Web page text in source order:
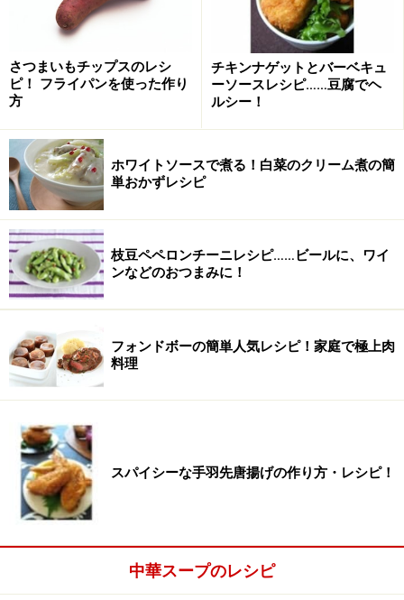
※豚ひき肉は脂分がかなり出るので赤身をおすすめ。 ※す
りおろしショウガは、チューブタイプのものでもOK。※
写真では糸唐辛子をトッピング。
ニラワンタンスープの作り方・手順
■ニラワンタンスープの作り方
1
長ねぎは粗みじん切り、ニラは約１センチにカット。ワ
ンタンは食べやすいサイズにカット。
から各々を対角線上でカット。これがスープに浮かぶと
ワンタンらしく見えるのです。
さつまいもチップスのレシ
ピ！ フライパンを使った作り
方
チキンナゲットとバーベキュ
ーソースレシピ……豆腐でヘ
ルシー！
ホワイトソースで煮る！白菜のクリーム煮の簡
単おかずレシピ
枝豆ペペロンチーニレシピ……ビールに、ワイ
ンなどのおつまみに！
フォンドボーの簡単人気レシピ！家庭で極上肉
料理
スパイシーな手羽先唐揚げの作り方・レシピ！
中華スープのレシピ